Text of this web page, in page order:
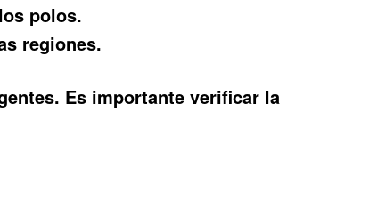
polos.
regiones.
Es importante verificar la